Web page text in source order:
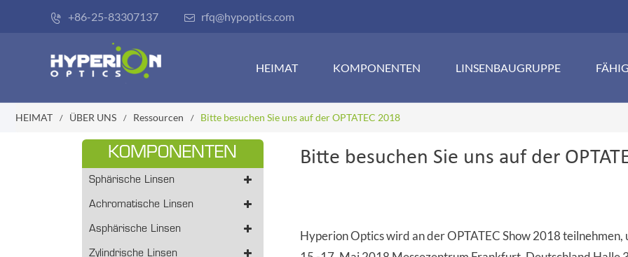
 +86-25-83307137  rfq@hypoptics.com
HEIMAT KOMPONENTEN LINSENBAUGRUPPE
HEIMAT ÜBER UNS Ressourcen Bitte besuchen Sie uns auf der OPTATEC 2018
KOMPONENTEN
Sphärische Linsen
Achromatische Linsen
Asphärische Linsen
Zylindrische Linsen
Bitte besuchen Sie uns auf der
Hyperion Optics wird an der OPTATEC Show 2018